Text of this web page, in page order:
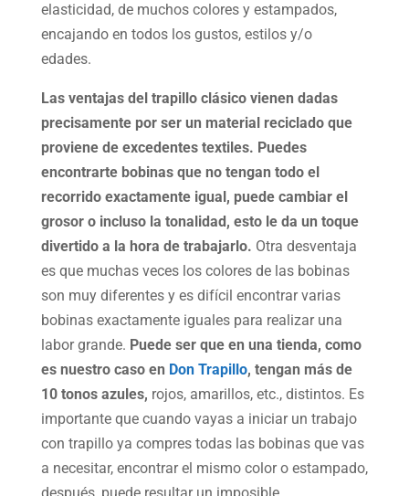
elasticidad, de muchos colores y estampados,
encajando en todos los gustos, estilos y/o
edades.
Las ventajas del trapillo clásico vienen dadas
precisamente por ser un material reciclado que
proviene de excedentes textiles. Puedes
encontrarte bobinas que no tengan todo el
recorrido exactamente igual, puede cambiar el
grosor o incluso la tonalidad, esto le da un toque
divertido a la hora de trabajarlo. Otra desventaja
es que muchas veces los colores de las bobinas
son muy diferentes y es difícil encontrar varias
bobinas exactamente iguales para realizar una
labor grande. Puede ser que en una tienda, como
es nuestro caso en Don Trapillo, tengan más de
10 tonos azules, rojos, amarillos, etc., distintos. Es
importante que cuando vayas a iniciar un trabajo
con trapillo ya compres todas las bobinas que vas
a necesitar, encontrar el mismo color o estampado,